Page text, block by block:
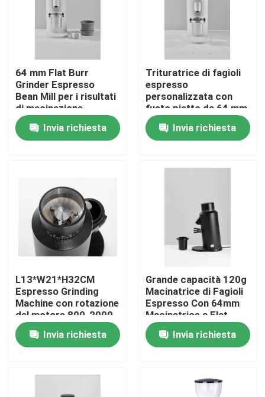
Casa
Prodotti
Circa noi
Giro della fabbrica
Contattici
Casi
Smerigliatrice del chicco di caffè
64 mm Flat Burr
Grinder Espresso
Bean Mill per i risultati
di macinazione
Invia richiesta
Trituratrice di fagioli
espresso
personalizzata con
fusto piatto da 64 mm
e capacità di 120 g
Invia richiesta
L13*W21*H32CM
Espresso Grinding
Machine con rotazione
del motore 800-2000
rulli/minuto
Invia richiesta
Grande capacità 120g
Macinatrice di Fagioli
Espresso Con 64mm
Macinatrice a Flat
Burr E 300W di
PotenzaInvia richiesta